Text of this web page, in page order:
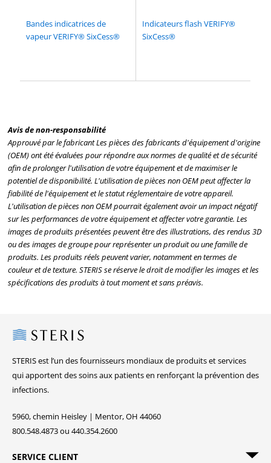
Bandes indicatrices de
vapeur VERIFY® SixCess®
Indicateurs flash VERIFY®
SixCess®
Avis de non-responsabilité
Approuvé par le fabricant Les pièces des fabricants d'équipement d'origine
(OEM) ont été évaluées pour répondre aux normes de qualité et de sécurité
afin de prolonger l'utilisation de votre équipement et de maximiser le
potentiel de disponibilité. L'utilisation de pièces non OEM peut affecter la
fiabilité de l'équipement et le statut réglementaire de votre appareil.
L'utilisation de pièces non OEM pourrait également avoir un impact négatif
sur les performances de votre équipement et affecter votre garantie. Les
images de produits présentées peuvent être des illustrations, des rendus 3D
ou des images de groupe pour représenter un produit ou une famille de
produits. Les produits réels peuvent varier, notamment en termes de
couleur et de texture. STERIS se réserve le droit de modifier les images et les
spécifications des produits à tout moment et sans préavis.
Steris
STERIS est l’un des fournisseurs mondiaux de produits et services
qui apportent des soins aux patients en renforçant la prévention des
infections.
5960, chemin Heisley | Mentor, OH 44060
800.548.4873 ou 440.354.2600
SERVICE CLIENT